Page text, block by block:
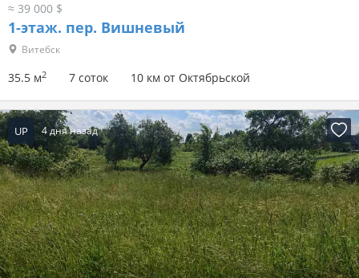
≈ 39 000 $
1-этаж. пер. Вишневый
Витебск
35.5 м2 7 соток 10 км от Октябрьской
UP 4 дня назад